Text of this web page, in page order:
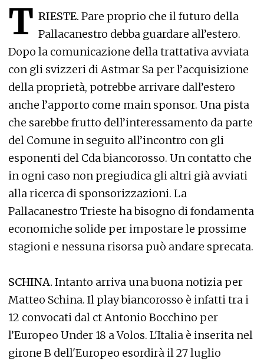
T RIESTE. Pare proprio che il futuro della
Pallacanestro debba guardare all’estero.
Dopo la comunicazione della trattativa avviata
con gli svizzeri di Astmar Sa per l’acquisizione
della proprietà, potrebbe arrivare dall’estero
anche l’apporto come main sponsor. Una pista
che sarebbe frutto dell’interessamento da parte
del Comune in seguito all’incontro con gli
esponenti del Cda biancorosso. Un contatto che
in ogni caso non pregiudica gli altri già avviati
alla ricerca di sponsorizzazioni. La
Pallacanestro Trieste ha bisogno di fondamenta
economiche solide per impostare le prossime
stagioni e nessuna risorsa può andare sprecata.
SCHINA. Intanto arriva una buona notizia per
Matteo Schina. Il play biancorosso è infatti tra i
12 convocati dal ct Antonio Bocchino per
l’Europeo Under 18 a Volos. L'Italia è inserita nel
girone B dell'Europeo esordirà il 27 luglio